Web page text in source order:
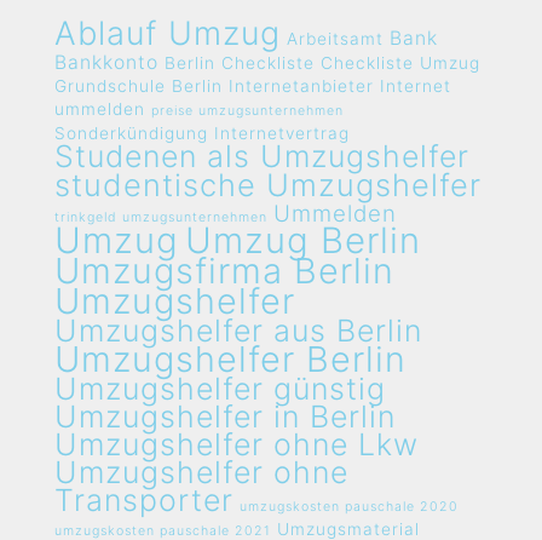
Ablauf Umzug Arbeitsamt Bank
Bankkonto Berlin Checkliste Checkliste Umzug
Grundschule Berlin Internetanbieter Internet
ummelden
preise umzugsunternehmen
Sonderkündigung Internetvertrag
Studenen als Umzugshelfer
studentische Umzugshelfer
trinkgeld umzugsunternehmen Ummelden
Umzug Umzug Berlin
Umzugsfirma Berlin
Umzugshelfer
Umzugshelfer aus Berlin
Umzugshelfer Berlin
Umzugshelfer günstig
Umzugshelfer in Berlin
Umzugshelfer ohne Lkw
Umzugshelfer ohne
Transporter umzugskosten pauschale 2020
umzugskosten pauschale 2021
Umzugsmaterial